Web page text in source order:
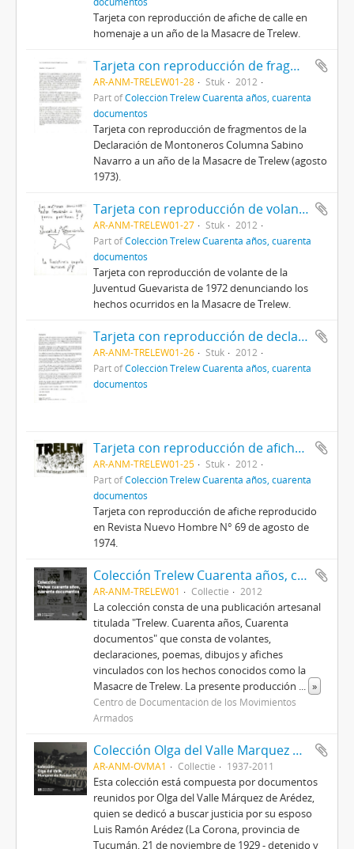
Tarjeta con reproducción de afiche de calle en
homenaje a un año de la Masacre de Trelew.
Tarjeta con reproducción de fragmentos de la Declaración de Montoneros
AR-ANM-TRELEW01-28 Stuk
2012
Part ofColección Trelew Cuarenta años, cuarenta
documentos
Tarjeta con reproducción de fragmentos de la
Declaración de Montoneros Columna Sabino
Navarro a un año de la Masacre de Trelew (agosto
1973).
Tarjeta con reproducción de volante de la Juventud Guevarista
AR-ANM-TRELEW01-27 Stuk
2012
Part ofColección Trelew Cuarenta años, cuarenta
documentos
Tarjeta con reproducción de volante de la
Juventud Guevarista de 1972 denunciando los
hechos ocurridos en la Masacre de Trelew.
Tarjeta con reproducción de declaración de las Fuerzas Argentinas de Libreación "Che Guevara"
AR-ANM-TRELEW01-26 Stuk
2012
Part ofColección Trelew Cuarenta años, cuarenta
documentos
Tarjeta con reproducción de afiche de Revista Nuevo Hombre N° 69
AR-ANM-TRELEW01-25 Stuk
2012
Part ofColección Trelew Cuarenta años, cuarenta
documentos
Tarjeta con reproducción de afiche reproducido
en Revista Nuevo Hombre N° 69 de agosto de
1974.
Colección Trelew Cuarenta años, cuarenta documentos
AR-ANM-TRELEW01 Collectie 2012
La colección consta de una publicación artesanal
titulada "Trelew. Cuarenta años, Cuarenta
documentos" que consta de volantes,
declaraciones, poemas, dibujos y afiches
vinculados con los hechos conocidos como la
Masacre de Trelew. La presente producción ... »
Centro de Documentación de los Movimientos
Armados
Colección Olga del Valle Marquez de Aredez 01
AR-ANM-OVMA1 Collectie 1937-2011
Esta colección está compuesta por documentos
reunidos por Olga del Valle Márquez de Arédez,
quien se dedicó a buscar justicia por su esposo
Luis Ramón Arédez (La Corona, provincia de
Tucumán, 21 de noviembre de 1929 - detenido y